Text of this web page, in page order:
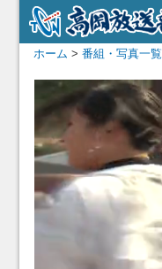
ホーム > 番組・写真一覧